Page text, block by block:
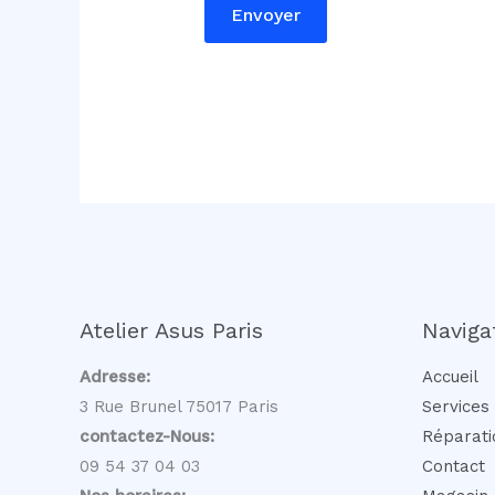
Envoyer
Atelier Asus Paris
Adresse:
3 Rue Brunel 75017 Paris
contactez-Nous:
09 54 37 04 03
Accueil
Services
Contact